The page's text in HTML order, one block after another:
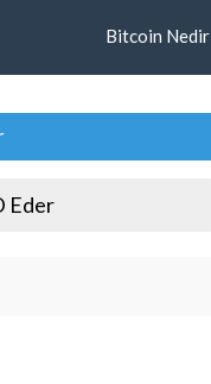
Bitcoin Nedir
Eder